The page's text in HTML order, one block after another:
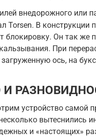
внедорожного или
Torsen. В конструкции
блокировку. Он так же
При
ось, на
И
устройство самой
вытеснились
и «настоящих»